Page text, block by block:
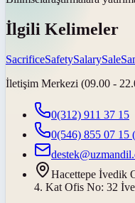
İlgili Kelimeler
SacrificeSafetySalarySale
İletişim Merkezi (09.00 -
0(312) 911 37 15
0(546) 855 07 15
Hacettepe İvedik
4. Kat Ofis No: 32